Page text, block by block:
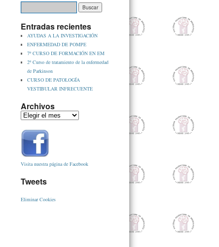
Entradas recientes
AYUDAS A LA INVESTIGACIÓN
ENFERMEDAD DE POMPE
7º CURSO DE FORMACIÓN EN EM
2º Curso de tratamiento de la enfermedad
de Parkinson
CURSO DE PATOLOGÍA
VESTIBULAR INFRECUENTE
Archivos
Visita nuestra página de Facebook
Tweets
Eliminar Cookies